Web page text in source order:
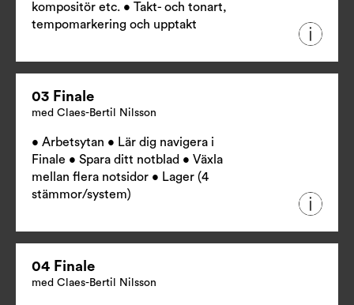
kompositör etc. • Takt- och tonart,
tempomarkering och upptakt
03 Finale
med Claes-Bertil Nilsson
• Arbetsytan • Lär dig navigera i
Finale • Spara ditt notblad • Växla
mellan flera notsidor • Lager (4
stämmor/system)
04 Finale
med Claes-Bertil Nilsson